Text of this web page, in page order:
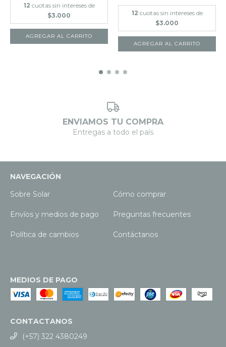
12 cuotas sin intereses de
$3.000
12 cuotas sin intereses de
$3.000
ENVIAMOS TU COMPRA
Entregas a todo el país
NAVEGACIÓN
Sobre Solar
Cómo comprar
Envíos y medios de pago Preguntas frecuentes
Política de cambios Contáctanos
MEDIOS DE PAGO
CONTACTANOS
(+57) 322 4380249